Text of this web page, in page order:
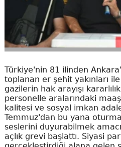
Türkiye'nin 81 ilinden
toplanan er şehit yakınları
gazilerin hak arayışı
personelle aralarındaki
kalitesi ve sosyal imkan
Temmuz'dan bu yana
seslerini duyurabilmek
açlık grevi başlattı. Siyasi